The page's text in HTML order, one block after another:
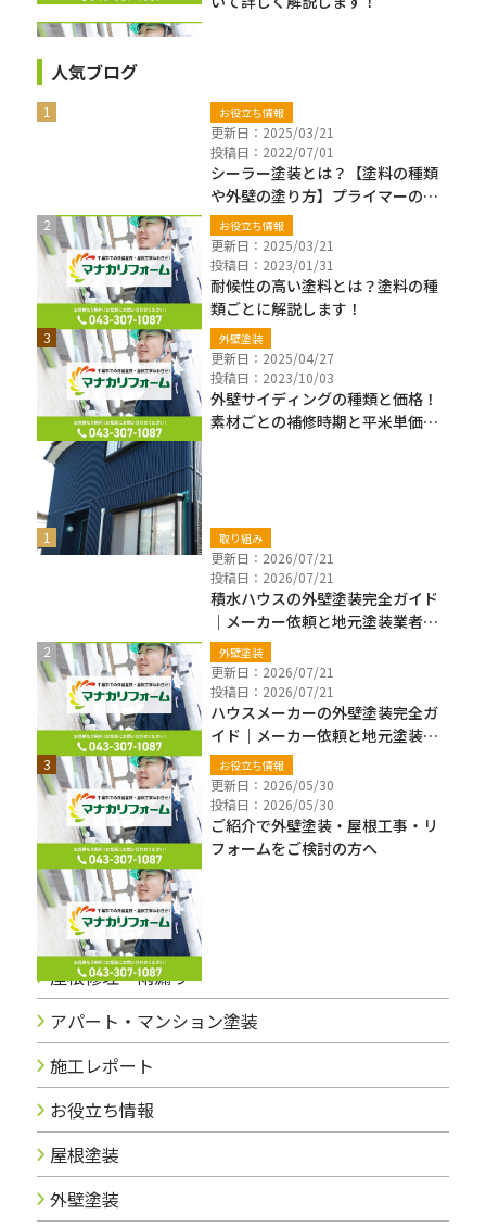
人気ブログ
お役立ち情報
更新日：2025/03/21
投稿日：2022/07/01
シーラー塗装とは？【塗料の種類
や外壁の塗り方】プライマーの違
いも解説
お役立ち情報
更新日：2025/03/21
投稿日：2023/01/31
耐候性の高い塗料とは？塗料の種
類ごとに解説します！
外壁塗装
更新日：2025/04/27
投稿日：2023/10/03
外壁サイディングの種類と価格！
素材ごとの補修時期と平米単価も
新着ブログ
取り組み
更新日：2026/07/21
投稿日：2026/07/21
積水ハウスの外壁塗装完全ガイド
｜メーカー依頼と地元塗装業者の
違い・費用・保証確認【千葉県】
外壁塗装
更新日：2026/07/21
投稿日：2026/07/21
ハウスメーカーの外壁塗装完全ガ
イド｜メーカー依頼と地元塗装業
者の違い・費用・注意点【千葉
県】
お役立ち情報
更新日：2026/05/30
投稿日：2026/05/30
ご紹介で外壁塗装・屋根工事・リ
フォームをご検討の方へ
ブログカテゴリー
屋根修理・雨漏り
アパート・マンション塗装
施工レポート
お役立ち情報
屋根塗装
外壁塗装